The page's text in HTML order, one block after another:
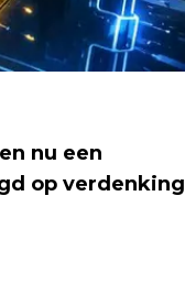
nu een
op verdenking